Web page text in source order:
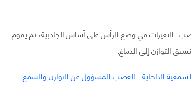
التغيرات في وضع الرأس على أساس الجاذبية، ثم يقوم
التوازن إلى الدماغ.